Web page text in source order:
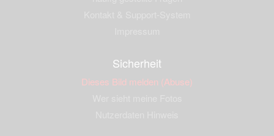
Sicherheit
Dieses Bild melden (Abuse)